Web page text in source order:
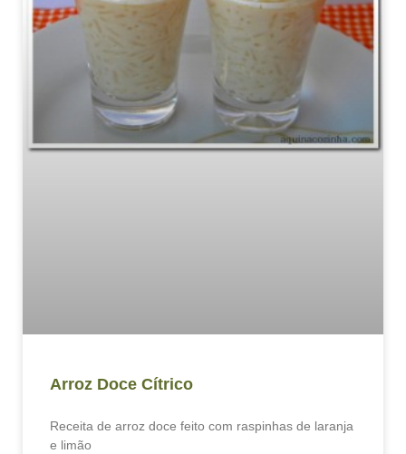
Arroz Doce Cítrico
Receita de arroz doce feito com raspinhas de laranja
e limão